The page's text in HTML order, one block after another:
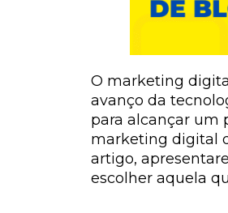
O marketing
avanço da
para alcançar um
marketing digital
artigo,
escolher aquela